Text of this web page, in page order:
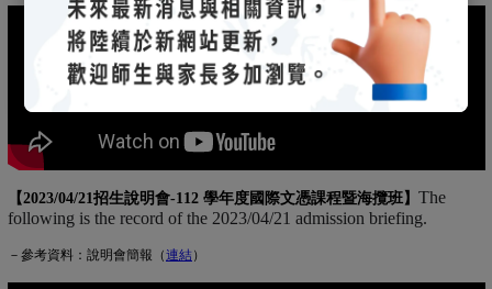
【2023/04/21招生說明會-112 學年度國際文憑課程暨海攬班】 The
following is the record of the 2023/04/21 admission briefing.
－參考資料：說明會簡報（連結(另開新視窗)
）